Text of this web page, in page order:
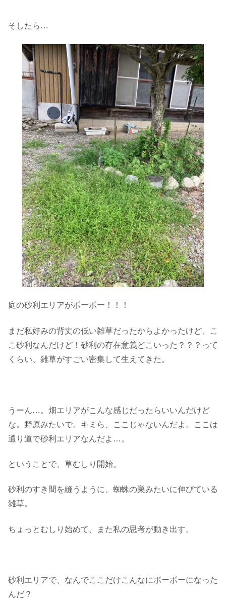
そしたら…
庭の砂利エリアがボーボー！！！
まだ私好みの背丈の低い雑草だったからよかったけど、こ
こ砂利なんだけど！砂利の存在意義どこいった？？？って
くらい、雑草がすごい密集して生えてきた。
うーん…。畑エリアがこんな感じだったらいいんだけど
な。野原みたいで。キミら、ここじゃないんだよ。ここは
通り道で砂利エリアなんだよ…。
ということで、草むしり開始。
砂利のすき間を縫うように、蜘蛛の巣みたいに伸びている
雑草。
ちょっとむしり始めて、また私の思考が動き出す。
砂利エリアで、なんでここだけこんなにボーボーになった
んだ？